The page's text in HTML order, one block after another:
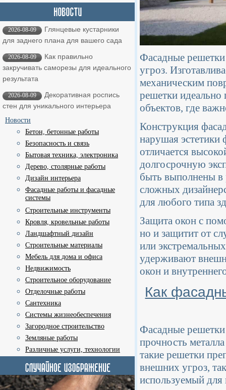
2026-08-09
Глянцевые кустарники
для заднего плана для вашего сада
2026-08-09
Как правильно
закручивать саморезы для идеального
результата
2026-08-09
Декоративная роспись
стен для уникального интерьера
Новости
Бетон, бетонные работы
Безопасность и связь
Бытовая техника, электроника
Дерево, столярные работы
Дизайн интерьера
Фасадные работы и фасадные
системы
Строительные инструменты
Кровля, кровельные работы
Ландшафтный дизайн
Строительные материалы
Мебель для дома и офиса
Недвижимость
Строительное оборудование
Отделочные работы
Сантехника
Системы жизнеобеспечения
Загородное строительство
Земляные работы
Различные услуги, технологии
Фасадные
угроз.
механическим
решетки идеально
объектов, где
Конструкция
нарушая эстетики
отличается
долгосрочную
быть выполнены в
сложных
для любого типа
Защита окон с
но и защитит от
или
удерживают
окон и
Как
Фасадные решетки
прочность
такие решетки
внешних угроз,
используемый для